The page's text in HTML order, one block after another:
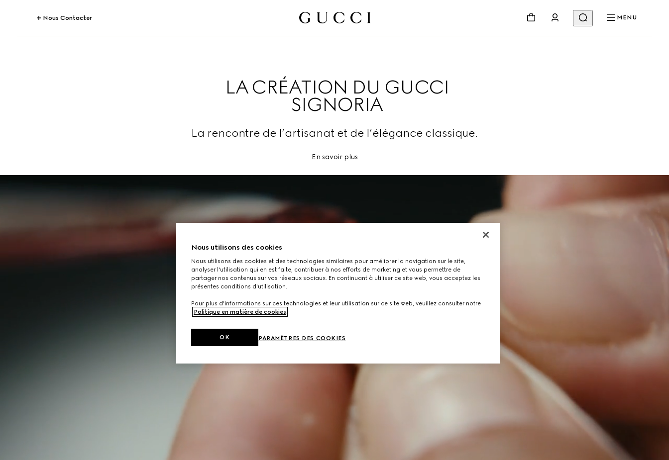
Nous Contacter MENU
LA CRÉATION DU GUCCI
SIGNORIA
La rencontre de l’artisanat et de l’élégance classique.
En savoir plus
Nous utilisons des cookies
Nous utilisons des cookies et des technologies similaires pour améliorer la navigation sur le site,
analyser l'utilisation qui en est faite, contribuer à nos efforts de marketing et vous permettre de
partager nos contenus sur vos réseaux sociaux. En continuant à utiliser ce site web, vous acceptez les
présentes conditions d'utilisation.
Pour plus d'informations sur ces technologies et leur utilisation sur ce site web, veuillez consulter notre
Politique en matière de cookies.
PARAMÈTRES DES COOKIES
OK